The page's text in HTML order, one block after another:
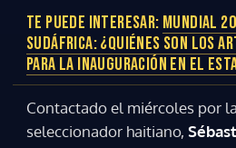
TE PUEDE INTERESAR: MUNDIAL
SUDÁFRICA: ¿QUIÉNES SON LOS
PARA LA INAUGURACIÓN EN EL
Contactado el miércoles por la
seleccionador haitiano,